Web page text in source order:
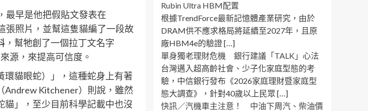
最早是他把假貼文發表在
張照片，並幫這隻貓編了一段故
，幫牠創了一個拉丁文名字
源，來提高可信度。
貓眼蛇）」，這種蛇身上有著
Andrew Kitchener）則說，雖然
」，至少目前科學記載中也沒
Rubin Ultra HBM配置
根據TrendForce最新記憶體產業研究，由於
DRAM供不應求格局將延續至2027年，且原
廠HBM4e的驗證 […]
單身獨老理財危機 銀行建議「TALK」心法
台灣邁入超高齡社會、少子化家庭型態的考
驗，中信銀行發布《2026家庭理財暨家庭型
態大調查》，針對40歲以上民眾 […]
快訊／汽機車主注意！ 中油下周汽、柴油價